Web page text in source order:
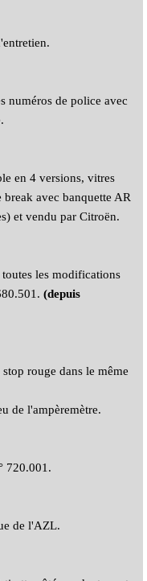
numéros de police avec
en 4 versions, vitres
break avec banquette AR
et vendu par Citroën.
les modifications
(depuis
rouge dans le même
de l'ampèremètre.
720.001.
de l'AZL.